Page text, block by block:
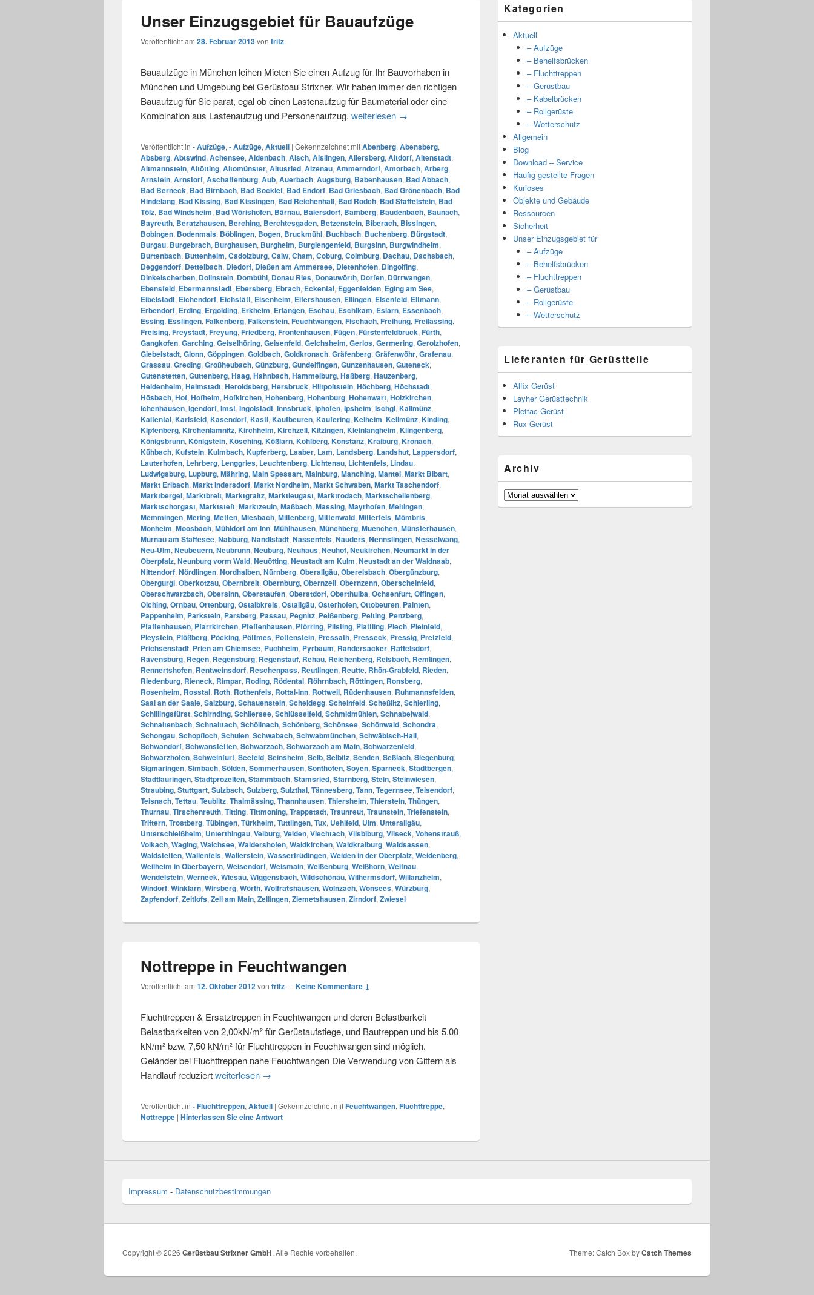
Unser Einzugsgebiet für Bauaufzüge
Veröffentlicht am 28. Februar 2013von fritz
Bauaufzüge in München leihen Mieten Sie einen Aufzug für Ihr Bauvorhaben in
München und Umgebung bei Gerüstbau Strixner. Wir haben immer den richtigen
Bauaufzug für Sie parat, egal ob einen Lastenaufzug für Baumaterial oder eine
Kombination aus Lastenaufzug und Personenaufzug. weiterlesen Unser Einzugsgebiet für Bauaufzüge
→
Veröffentlicht in - Aufzüge, - Aufzüge, Aktuell | Gekennzeichnet mitAbenberg, Abensberg,
Absberg, Abtswind, Achensee, Aidenbach, Aisch, Aislingen, Allersberg, Altdorf, Altenstadt,
Altmannstein, Altötting, Altomünster, Altusried, Alzenau, Ammerndorf, Amorbach, Arberg,
Arnstein, Arnstorf, Aschaffenburg, Aub, Auerbach, Augsburg, Babenhausen, Bad Abbach,
Bad Berneck, Bad Birnbach, Bad Bocklet, Bad Endorf, Bad Griesbach, Bad Grönenbach, Bad
Hindelang, Bad Kissing, Bad Kissingen, Bad Reichenhall, Bad Rodch, Bad Staffelstein, Bad
Tölz, Bad Windsheim, Bad Wörishofen, Bärnau, Baiersdorf, Bamberg, Baudenbach, Baunach,
Bayreuth, Beratzhausen, Berching, Berchtesgaden, Betzenstein, Biberach, Bissingen,
Bobingen, Bodenmais, Böblingen, Bogen, Bruckmühl, Buchbach, Buchenberg, Bürgstadt,
Burgau, Burgebrach, Burghausen, Burgheim, Burglengenfeld, Burgsinn, Burgwindheim,
Burtenbach, Buttenheim, Cadolzburg, Calw, Cham, Coburg, Colmburg, Dachau, Dachsbach,
Deggendorf, Dettelbach, Diedorf, Dießen am Ammersee, Dietenhofen, Dingolfing,
Dinkelscherben, Dollnstein, Dombühl, Donau Ries, Donauwörth, Dorfen, Dürrwangen,
Ebensfeld, Ebermannstadt, Ebersberg, Ebrach, Eckental, Eggenfelden, Eging am See,
Eibelstadt, Eichendorf, Eichstätt, Eisenheim, Elfershausen, Ellingen, Elsenfeld, Eltmann,
Erbendorf, Erding, Ergolding, Erkheim, Erlangen, Eschau, Eschlkam, Eslarn, Essenbach,
Essing, Esslingen, Falkenberg, Falkenstein, Feuchtwangen, Fischach, Freihung, Freilassing,
Freising, Freystadt, Freyung, Friedberg, Frontenhausen, Fügen, Fürstenfeldbruck, Fürth,
Gangkofen, Garching, Geiselhöring, Geisenfeld, Gelchsheim, Gerlos, Germering, Gerolzhofen,
Giebelstadt, Glonn, Göppingen, Goldbach, Goldkronach, Gräfenberg, Gräfenwöhr, Grafenau,
Grassau, Greding, Großheubach, Günzburg, Gundelfingen, Gunzenhausen, Guteneck,
Gutenstetten, Guttenberg, Haag, Hahnbach, Hammelburg, Haßberg, Hauzenberg,
Heidenheim, Helmstadt, Heroldsberg, Hersbruck, Hiltpoltstein, Höchberg, Höchstadt,
Hösbach, Hof, Hofheim, Hofkirchen, Hohenberg, Hohenburg, Hohenwart, Holzkirchen,
Ichenhausen, Igendorf, Imst, Ingolstadt, Innsbruck, Iphofen, Ipsheim, Ischgl, Kallmünz,
Kaltental, Karlsfeld, Kasendorf, Kastl, Kaufbeuren, Kaufering, Kelheim, Kellmünz, Kinding,
Kipfenberg, Kirchenlamnitz, Kirchheim, Kirchzell, Kitzingen, Kleinlangheim, Klingenberg,
Königsbrunn, Königstein, Kösching, Kößlarn, Kohlberg, Konstanz, Kraiburg, Kronach,
Kühbach, Kufstein, Kulmbach, Kupferberg, Laaber, Lam, Landsberg, Landshut, Lappersdorf,
Lauterhofen, Lehrberg, Lenggries, Leuchtenberg, Lichtenau, Lichtenfels, Lindau,
Ludwigsburg, Lupburg, Mähring, Main Spessart, Mainburg, Manching, Mantel, Markt Bibart,
Markt Erlbach, Markt Indersdorf, Markt Nordheim, Markt Schwaben, Markt Taschendorf,
Marktbergel, Marktbreit, Marktgraitz, Marktleugast, Marktrodach, Marktschellenberg,
Marktschorgast, Marktsteft, Marktzeuln, Maßbach, Massing, Mayrhofen, Meitingen,
Memmingen, Mering, Metten, Miesbach, Miltenberg, Mittenwald, Mitterfels, Mömbris,
Monheim, Moosbach, Mühldorf am Inn, Mühlhausen, Münchberg, Muenchen, Münsterhausen,
Murnau am Staffesee, Nabburg, Nandlstadt, Nassenfels, Nauders, Nennslingen, Nesselwang,
Neu-Ulm, Neubeuern, Neubrunn, Neuburg, Neuhaus, Neuhof, Neukirchen, Neumarkt in der
Oberpfalz, Neunburg vorm Wald, Neuötting, Neustadt am Kulm, Neustadt an der Waldnaab,
Nittendorf, Nördlingen, Nordhalben, Nürnberg, Oberallgäu, Oberelsbach, Obergünzburg,
Obergurgl, Oberkotzau, Obernbreit, Obernburg, Obernzell, Obernzenn, Oberscheinfeld,
Oberschwarzbach, Obersinn, Oberstaufen, Oberstdorf, Oberthulba, Ochsenfurt, Offingen,
Olching, Ornbau, Ortenburg, Ostalbkreis, Ostallgäu, Osterhofen, Ottobeuren, Painten,
Pappenheim, Parkstein, Parsberg, Passau, Pegnitz, Peißenberg, Peiting, Penzberg,
Pfaffenhausen, Pfarrkirchen, Pfeffenhausen, Pförring, Pilsting, Plattling, Plech, Pleinfeld,
Pleystein, Plößberg, Pöcking, Pöttmes, Pottenstein, Pressath, Presseck, Pressig, Pretzfeld,
Prichsenstadt, Prien am Chiemsee, Puchheim, Pyrbaum, Randersacker, Rattelsdorf,
Ravensburg, Regen, Regensburg, Regenstauf, Rehau, Reichenberg, Reisbach, Remlingen,
Rennertshofen, Rentweinsdorf, Reschenpass, Reutlingen, Reutte, Rhön-Grabfeld, Rieden,
Riedenburg, Rieneck, Rimpar, Roding, Rödental, Röhrnbach, Röttingen, Ronsberg,
Rosenheim, Rosstal, Roth, Rothenfels, Rottal-Inn, Rottweil, Rüdenhausen, Ruhmannsfelden,
Saal an der Saale, Salzburg, Schauenstein, Scheidegg, Scheinfeld, Scheßlitz, Schierling,
Schillingsfürst, Schirnding, Schliersee, Schlüsselfeld, Schmidmühlen, Schnabelwaid,
Schnaitenbach, Schnaittach, Schöllnach, Schönberg, Schönsee, Schönwald, Schondra,
Schongau, Schopfloch, Schulen, Schwabach, Schwabmünchen, Schwäbisch-Hall,
Schwandorf, Schwanstetten, Schwarzach, Schwarzach am Main, Schwarzenfeld,
Schwarzhofen, Schweinfurt, Seefeld, Seinsheim, Selb, Selbitz, Senden, Seßlach, Siegenburg,
Sigmaringen, Simbach, Sölden, Sommerhausen, Sonthofen, Soyen, Sparneck, Stadtbergen,
Stadtlauringen, Stadtprozelten, Stammbach, Stamsried, Starnberg, Stein, Steinwiesen,
Straubing, Stuttgart, Sulzbach, Sulzberg, Sulzthal, Tännesberg, Tann, Tegernsee, Teisendorf,
Teisnach, Tettau, Teublitz, Thalmässing, Thannhausen, Thiersheim, Thierstein, Thüngen,
Thurnau, Tirschenreuth, Titting, Tittmoning, Trappstadt, Traunreut, Traunstein, Triefenstein,
Triftern, Trostberg, Tübingen, Türkheim, Tuttlingen, Tux, Uehlfeld, Ulm, Unterallgäu,
Unterschleißheim, Unterthingau, Velburg, Velden, Viechtach, Vilsbiburg, Vilseck, Vohenstrauß,
Volkach, Waging, Walchsee, Waldershofen, Waldkirchen, Waldkraiburg, Waldsassen,
Waldstetten, Wallenfels, Wallerstein, Wassertrüdingen, Weiden in der Oberpfalz, Weidenberg,
Weilheim in Oberbayern, Weisendorf, Weismain, Weißenburg, Weißhorn, Weitnau,
Wendelstein, Werneck, Wiesau, Wiggensbach, Wildschönau, Wilhermsdorf, Willanzheim,
Windorf, Winklarn, Wirsberg, Wörth, Wolfratshausen, Wolnzach, Wonsees, Würzburg,
Zapfendorf, Zeitlofs, Zell am Main, Zellingen, Ziemetshausen, Zirndorf, Zwiesel
Nottreppe in Feuchtwangen
Veröffentlicht am 12. Oktober 2012von fritz—Keine Kommentare ↓
Fluchttreppen & Ersatztreppen in Feuchtwangen und deren Belastbarkeit
Belastbarkeiten von 2,00kN/m² für Gerüstaufstiege, und Bautreppen und bis 5,00
kN/m² bzw. 7,50 kN/m² für Fluchttreppen in Feuchtwangen sind möglich.
Geländer bei Fluchttreppen nahe Feuchtwangen Die Verwendung von Gittern als
Handlauf reduziertweiterlesen Nottreppe in Feuchtwangen
→
Veröffentlicht in - Fluchttreppen, Aktuell | Gekennzeichnet mitFeuchtwangen, Fluchttreppe,
Nottreppe | Hinterlassen Sie eine Antwort
Kategorien
Aktuell
– Aufzüge
– Behelfsbrücken
– Fluchttreppen
– Gerüstbau
– Kabelbrücken
– Rollgerüste
– Wetterschutz
Allgemein
Blog
Download – Service
Häufig gestellte Fragen
Kurioses
Objekte und Gebäude
Ressourcen
Sicherheit
Unser Einzugsgebiet für
– Aufzüge
– Behelfsbrücken
– Fluchttreppen
– Gerüstbau
– Rollgerüste
– Wetterschutz
Lieferanten für Gerüstteile
Alfix Gerüst
Layher Gerüsttechnik
Plettac Gerüst
Rux Gerüst
Archiv
Archiv
Impressum - Datenschutzbestimmungen
Copyright © 2026 Gerüstbau Strixner GmbH. Alle Rechte vorbehalten. Theme: Catch Box byCatch Themes